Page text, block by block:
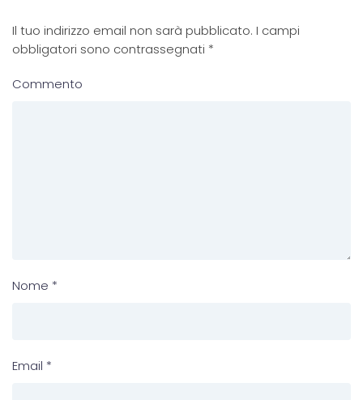
Il tuo indirizzo email non sarà pubblicato. I campi
obbligatori sono contrassegnati *
Commento
Nome *
Email *